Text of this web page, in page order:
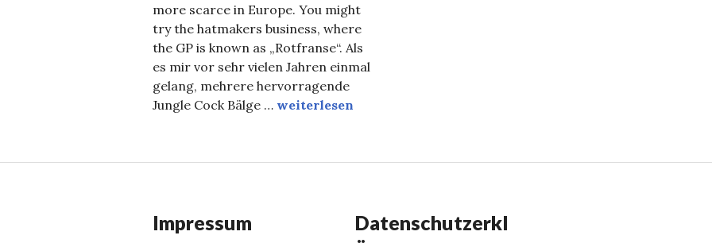
more scarce in Europe. You might
try the hatmakers business, where
the GP is known as „Rotfranse“. Als
es mir vor sehr vielen Jahren einmal
gelang, mehrere hervorragende
Jungle Cock Bälge … Rotfranse
weiterlesen
Impressum
Datenschutzerkl